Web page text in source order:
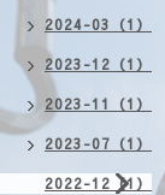
2024-03（1）
2023-12（1）
2023-11（1）
2023-07（1）
2022-12（1）